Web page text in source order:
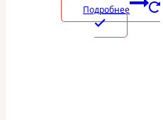
Подробнее